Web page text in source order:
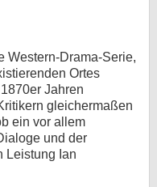
Western-Drama-Serie,
Ortes
Jahren
gleichermaßen
ein vor allem
und der
Leistung Ian